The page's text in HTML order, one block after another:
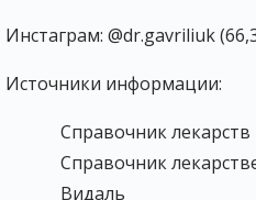
Инстаграм: @dr.gavriliuk
Источники информации:
Справочник
Справочник
Видаль